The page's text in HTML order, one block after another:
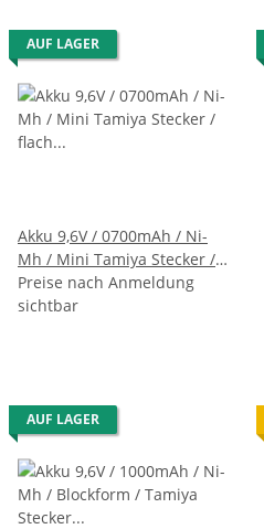
AUF LAGER
Akku 9,6V / 0700mAh / Ni-
Mh / Mini Tamiya Stecker /
flach / Polung rot eckig
schwarz rund
Preise nach Anmeldung
sichtbar
AUF LAGER